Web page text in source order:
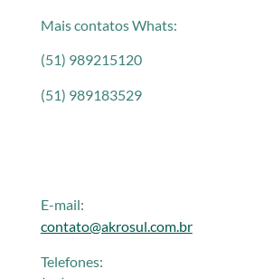
Mais contatos Whats:
(51) 989215120
(51) 989183529
E-mail:
contato@akrosul.com.br
Telefones: